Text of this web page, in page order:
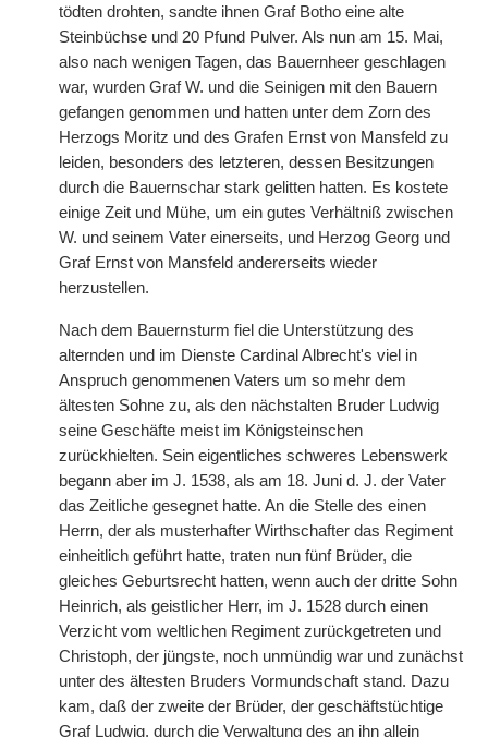
tödten drohten, sandte ihnen Graf Botho eine alte
Steinbüchse und 20 Pfund Pulver. Als nun am 15. Mai,
also nach wenigen Tagen, das Bauernheer geschlagen
war, wurden Graf W. und die Seinigen mit den Bauern
gefangen genommen und hatten unter dem Zorn des
Herzogs Moritz und des Grafen Ernst von Mansfeld zu
leiden, besonders des letzteren, dessen Besitzungen
durch die Bauernschar stark gelitten hatten. Es kostete
einige Zeit und Mühe, um ein gutes Verhältniß zwischen
W. und seinem Vater einerseits, und Herzog Georg und
Graf Ernst von Mansfeld andererseits wieder
herzustellen.
Nach dem Bauernsturm fiel die Unterstützung des
alternden und im Dienste Cardinal Albrecht's viel in
Anspruch genommenen Vaters um so mehr dem
ältesten Sohne zu, als den nächstalten Bruder Ludwig
seine Geschäfte meist im Königsteinschen
zurückhielten. Sein eigentliches schweres Lebenswerk
begann aber im J. 1538, als am 18. Juni d. J. der Vater
das Zeitliche gesegnet hatte. An die Stelle des einen
Herrn, der als musterhafter Wirthschafter das Regiment
einheitlich geführt hatte, traten nun fünf Brüder, die
gleiches Geburtsrecht hatten, wenn auch der dritte Sohn
Heinrich, als geistlicher Herr, im J. 1528 durch einen
Verzicht vom weltlichen Regiment zurückgetreten und
Christoph, der jüngste, noch unmündig war und zunächst
unter des ältesten Bruders Vormundschaft stand. Dazu
kam, daß der zweite der Brüder, der geschäftstüchtige
Graf Ludwig, durch die Verwaltung des an ihn allein